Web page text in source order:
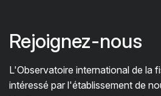
Rejoignez-nous
L'Observatoire international de la
intéressé par l'établissement de